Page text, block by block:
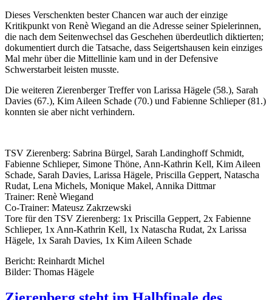
Dieses Verschenkten bester Chancen war auch der einzige
Kritikpunkt von Renè Wiegand an die Adresse seiner Spielerinnen,
die nach dem Seitenwechsel das Geschehen überdeutlich diktierten;
dokumentiert durch die Tatsache, dass Seigertshausen kein einziges
Mal mehr über die Mittellinie kam und in der Defensive
Schwerstarbeit leisten musste.
Die weiteren Zierenberger Treffer von Larissa Hägele (58.), Sarah
Davies (67.), Kim Aileen Schade (70.) und Fabienne Schlieper (81.)
konnten sie aber nicht verhindern.
TSV Zierenberg: Sabrina Bürgel, Sarah Landinghoff Schmidt,
Fabienne Schlieper, Simone Thöne, Ann-Kathrin Kell, Kim Aileen
Schade, Sarah Davies, Larissa Hägele, Priscilla Geppert, Natascha
Rudat, Lena Michels, Monique Makel, Annika Dittmar
Trainer: Renè Wiegand
Co-Trainer: Mateusz Zakrzewski
Tore für den TSV Zierenberg: 1x Priscilla Geppert, 2x Fabienne
Schlieper, 1x Ann-Kathrin Kell, 1x Natascha Rudat, 2x Larissa
Hägele, 1x Sarah Davies, 1x Kim Aileen Schade
Bericht: Reinhardt Michel
Bilder: Thomas Hägele